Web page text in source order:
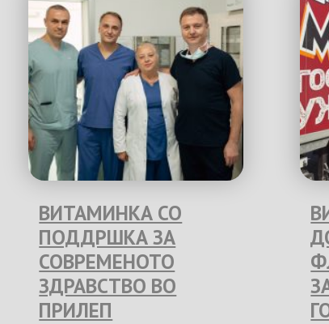
ВИТАМИНКА СО
ПОДДРШКА ЗА
СОВРЕМЕНОТО
ЗДРАВСТВО ВО
ПРИЛЕП